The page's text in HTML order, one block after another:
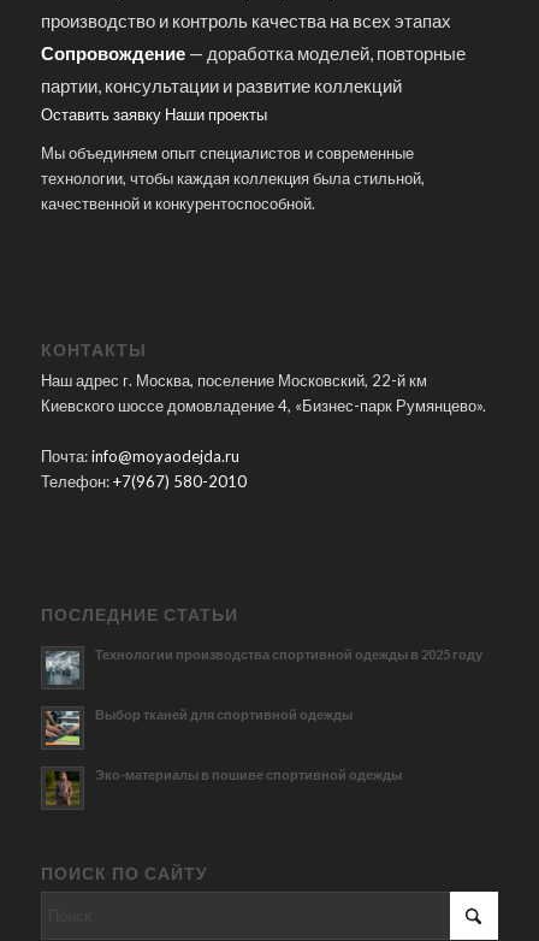
производство и контроль качества на всех этапах
Сопровождение— доработка моделей, повторные
партии, консультации и развитие коллекций
Оставить заявку Наши проекты
Мы объединяем опыт специалистов и современные
технологии, чтобы каждая коллекция была стильной,
качественной и конкурентоспособной.
КОНТАКТЫ
Наш адрес г. Москва, поселение Московский, 22-й км
Киевского шоссе домовладение 4, «Бизнес-парк Румянцево».
Почта:info@moyaodejda.ru
Телефон:+7(967) 580-2010
ПОСЛЕДНИЕ СТАТЬИ
Технологии производства спортивной одежды в 2025 году
Выбор тканей для спортивной одежды
Эко-материалы в пошиве спортивной одежды
ПОИСК ПО САЙТУ